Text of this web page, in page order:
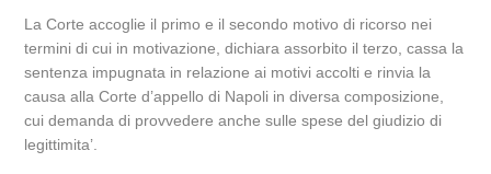
La Corte accoglie il primo e il secondo motivo di ricorso nei
termini di cui in motivazione, dichiara assorbito il terzo, cassa la
sentenza impugnata in relazione ai motivi accolti e rinvia la
causa alla Corte d’appello di Napoli in diversa composizione,
cui demanda di provvedere anche sulle spese del giudizio di
legittimita’.